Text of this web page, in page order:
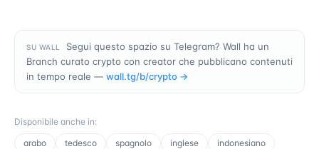
SU WALL
Segui questo spazio su Telegram? Wall ha un
Branch curato crypto con creator che pubblicano contenuti
in tempo reale — wall.tg/b/crypto →
Disponibile anche in:
arabo
tedesco spagnolo inglese
indonesiano